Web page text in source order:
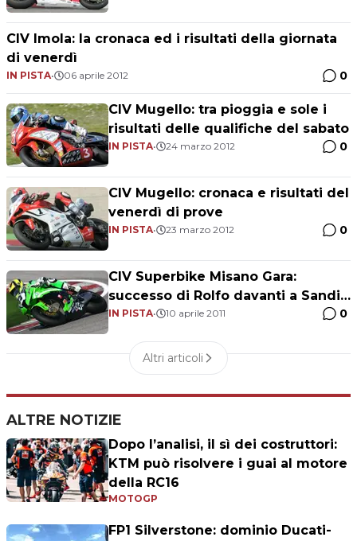
CIV Imola: la cronaca ed i risultati della giornata
di venerdì
IN PISTA• 06 aprile 2012 0
CIV Mugello: tra pioggia e sole i
risultati delle qualifiche del sabato
IN PISTA• 24 marzo 2012 0
CIV Mugello: cronaca e risultati del
venerdì di prove
IN PISTA• 23 marzo 2012 0
CIV Superbike Misano Gara:
successo di Rolfo davanti a Sandi
e Polita
IN PISTA• 10 aprile 2011 0
Altri articoli
ALTRE NOTIZIE
Dopo l’analisi, il sì dei costruttori:
KTM può risolvere i guai al motore
della RC16
MOTOGP
FP1 Silverstone: dominio Ducati-